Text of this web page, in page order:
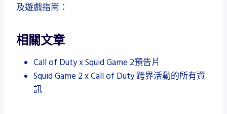
及遊戲指南：
相關文章
Call of Duty x Squid Game 2預告片
Squid Game 2 x Call of Duty 跨界活動的所有資
訊